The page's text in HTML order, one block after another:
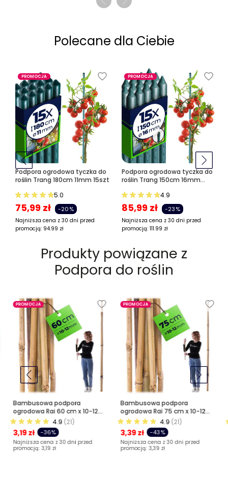
Polecane dla Ciebie
PROMOCJA
Podpora ogrodowa tyczka do
roślin Trang 180cm 11mm 15szt
5.0
75,99 zł -20%
Najniższa cena z 30 dni przed
promocją: 94.99 zł
PROMOCJA
Podpora ogrodowa tyczka do
roślin Trang 150cm 16mm
4.9
85,99 zł -23%
Najniższa cena z 30 dni przed
promocją: 111.99 zł
Produkty powiązane z
Podpora do roślin
PROMOCJA
Bambusowa podpora
ogrodowa Rai 60 cm x 10-12
mm 1 szt.
4.9 (21)
3,19 zł -36%
Najniższa cena z 30 dni przed
promocją: 3,19 zł
PROMOCJA
Bambusowa podpora
ogrodowa Rai 75 cm x 10-12
mm 1 szt.
4.9 (21)
3,39 zł -43%
Najniższa cena z 30 dni przed
promocją: 3,39 zł